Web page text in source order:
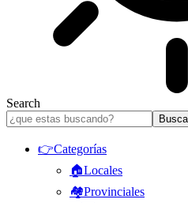
Search
👉Categorías
🏠Locales
🏘️Provinciales